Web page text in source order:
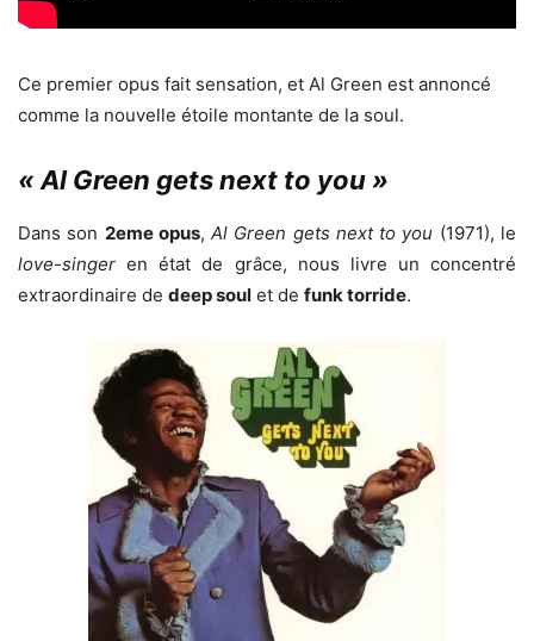
Ce premier opus fait sensation, et Al Green est annoncé
comme la nouvelle étoile montante de la soul.
« Al Green gets next to you »
Dans son 2eme opus,Al Green gets next to you (1971), le
love-singer en état de grâce, nous livre un concentré
extraordinaire de deep soul et de funk torride.